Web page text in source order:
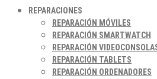
REPARACIONES
REPARACIÓN MÓVILES
REPARACIÓN SMARTWATCH
REPARACIÓN
REPARACIÓN TABLETS
REPARACIÓN ORDENADORES